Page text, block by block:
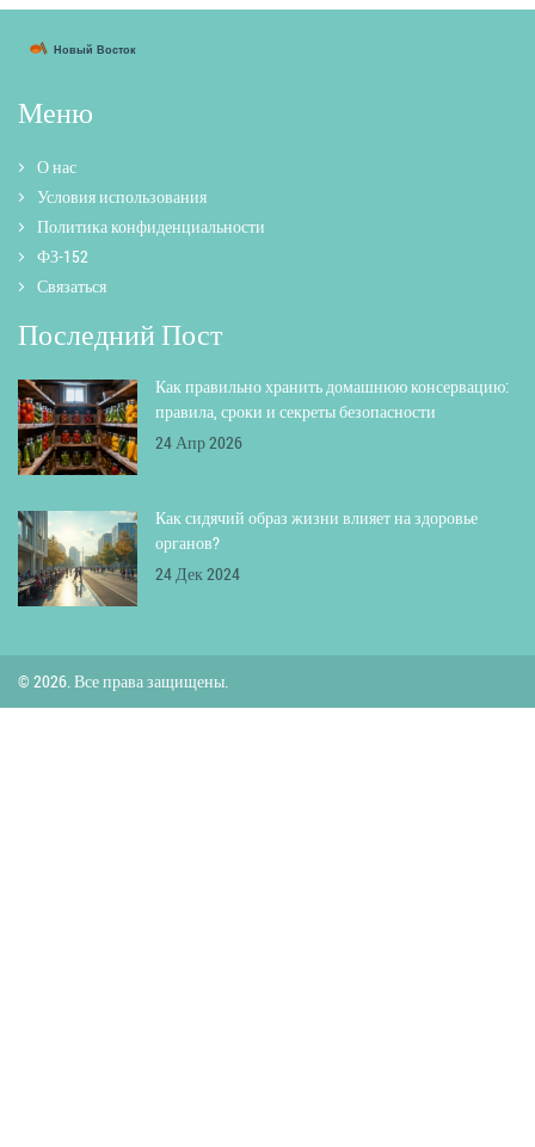
Меню
О нас
Условия использования
Политика конфиденциальности
ФЗ-152
Связаться
Последний Пост
Как правильно хранить домашнюю консервацию:
правила, сроки и секреты безопасности
24 Апр 2026
Как сидячий образ жизни влияет на здоровье
органов?
24 Дек 2024
© 2026. Все права защищены.